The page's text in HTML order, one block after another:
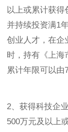
以上或累计获
并持续投资满1
创业人才，在企
时，持有《上海
累计年限可以由
2、获得科技企
500万元及以上